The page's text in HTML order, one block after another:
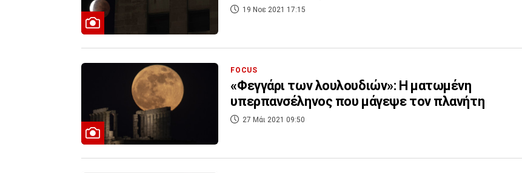
19 Νοε 2021 17:15
FOCUS
«Φεγγάρι των λουλουδιών»: Η ματωμένη
υπερπανσέληνος που μάγεψε τον πλανήτη
27 Μάι 2021 09:50